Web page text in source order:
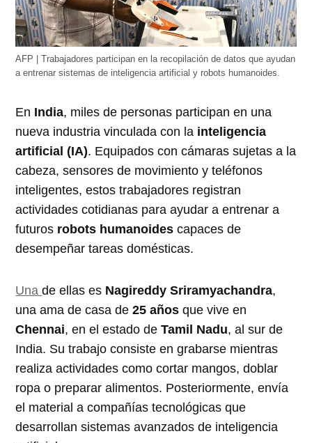
AFP | Trabajadores participan en la recopilación de datos que ayudan
a entrenar sistemas de inteligencia artificial y robots humanoides.
En India, miles de personas participan en una
nueva industria vinculada con la inteligencia
artificial (IA). Equipados con cámaras sujetas a la
cabeza, sensores de movimiento y teléfonos
inteligentes, estos trabajadores registran
actividades cotidianas para ayudar a entrenar a
futuros robots humanoides capaces de
desempeñar tareas domésticas.
Unade ellas es Nagireddy Sriramyachandra,
una ama de casa de25 años que vive en
Chennai, en el estado deTamil Nadu, al sur de
India. Su trabajo consiste en grabarse mientras
realiza actividades como cortar mangos, doblar
ropa o preparar alimentos. Posteriormente, envía
el material a compañías tecnológicas que
desarrollan sistemas avanzados de inteligencia